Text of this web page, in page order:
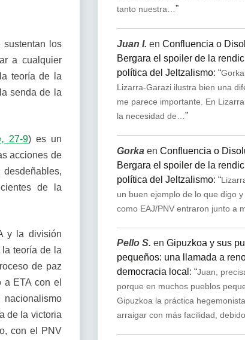
sustentan los
a cualquier
teoría de la
senda de la
27-9) es un
acciones de
de la
y la división
teoría de la
de paz
ETA con el
de la victoria
con el PNV
tanto nuestra…”
Juan I. en Confluencia o
Bergara el spoiler de la
política del Jeltzalismo: “
Lizarra-Garazi ilustra bien una
me parece importante. En
la necesidad de… ”
Gorkaen Confluencia o
Bergara el spoiler de la
política del Jeltzalismo: “
un buen ejemplo de lo que digo
como EAJ/PNV entraron junto a
Pello S. en Gipuzkoa y sus
pequeños: una llamada a
democracia local : “Juan,
porque en muchos pueblos
Gipuzkoa la práctica
arraigar con más facilidad,